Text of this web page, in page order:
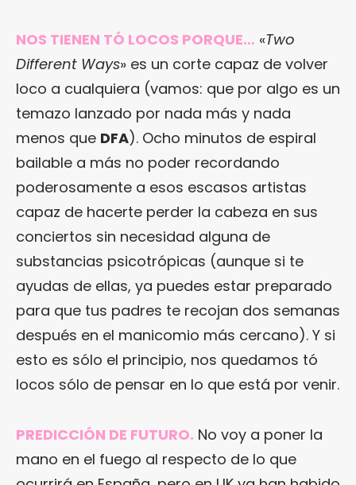
NOS TIENEN TÓ LOCOS PORQUE… «Two
Different Ways» es un corte capaz de volver
loco a cualquiera (vamos: que por algo es un
temazo lanzado por nada más y nada
menos que DFA). Ocho minutos de espiral
bailable a más no poder recordando
poderosamente a esos escasos artistas
capaz de hacerte perder la cabeza en sus
conciertos sin necesidad alguna de
substancias psicotrópicas (aunque si te
ayudas de ellas, ya puedes estar preparado
para que tus padres te recojan dos semanas
después en el manicomio más cercano). Y si
esto es sólo el principio, nos quedamos tó
locos sólo de pensar en lo que está por venir.
PREDICCIÓN DE FUTURO. No voy a poner la
mano en el fuego al respecto de lo que